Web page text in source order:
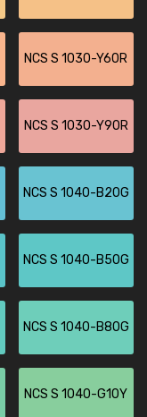
NCS S 1030-Y60R
NCS S 1030-Y90R
NCS S 1040-B20G
NCS S 1040-B50G
NCS S 1040-B80G
NCS S 1040-G10Y